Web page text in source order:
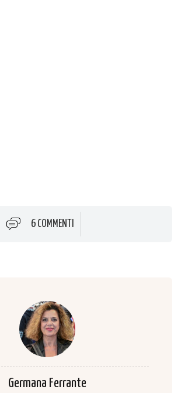
6 COMMENTI
Germana Ferrante